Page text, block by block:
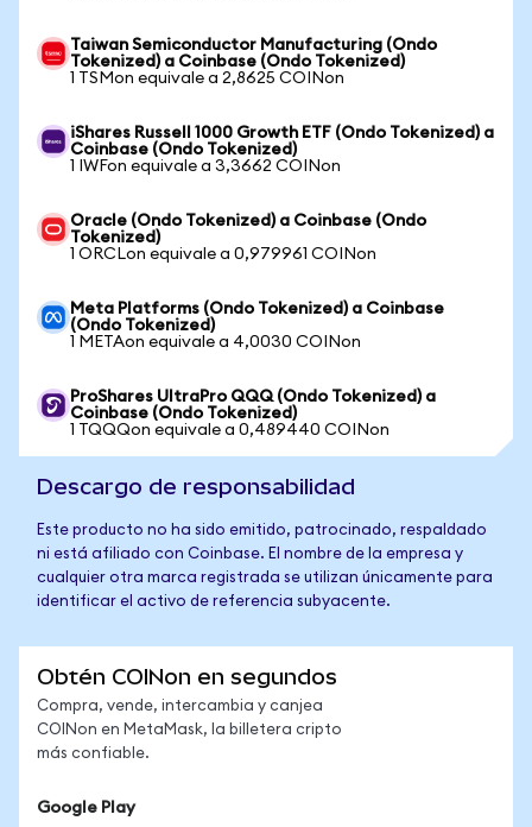
Taiwan Semiconductor Manufacturing (Ondo
Tokenized) a Coinbase (Ondo Tokenized)
1 TSMon equivale a 2,8625 COINon
iShares Russell 1000 Growth ETF (Ondo Tokenized) a
Coinbase (Ondo Tokenized)
1 IWFon equivale a 3,3662 COINon
Oracle (Ondo Tokenized) a Coinbase (Ondo
Tokenized)
1 ORCLon equivale a 0,979961 COINon
Meta Platforms (Ondo Tokenized) a Coinbase
(Ondo Tokenized)
1 METAon equivale a 4,0030 COINon
ProShares UltraPro QQQ (Ondo Tokenized) a
Coinbase (Ondo Tokenized)
1 TQQQon equivale a 0,489440 COINon
Descargo de responsabilidad
Este producto no ha sido emitido, patrocinado, respaldado
ni está afiliado con Coinbase. El nombre de la empresa y
cualquier otra marca registrada se utilizan únicamente para
identificar el activo de referencia subyacente.
Obtén COINon en segundos
Compra, vende, intercambia y canjea
COINon en MetaMask, la billetera cripto
más confiable.
Google Play